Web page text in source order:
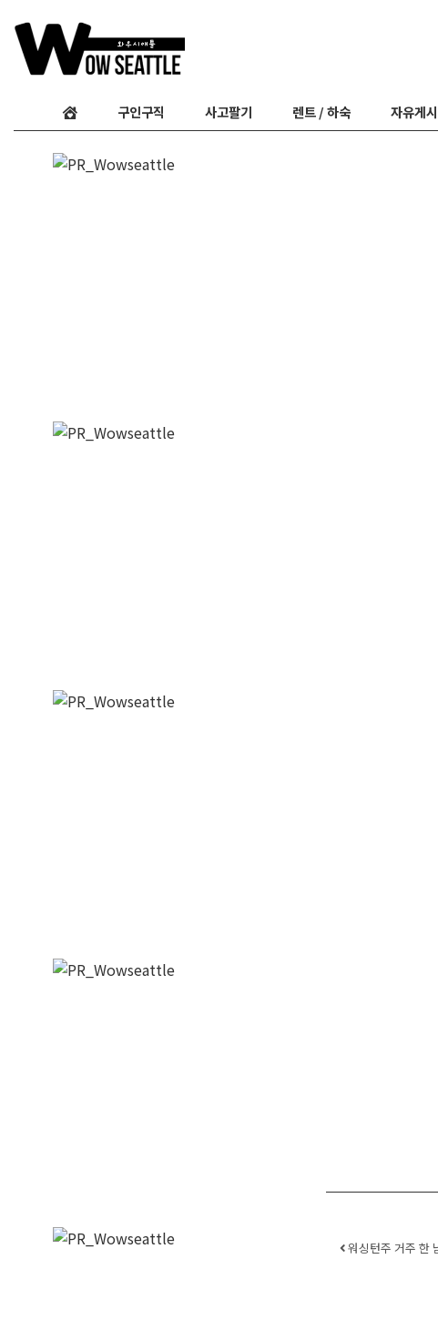
구인구직 사고팔기 렌트 / 하숙 자유게
Post
워싱턴주 거주 한